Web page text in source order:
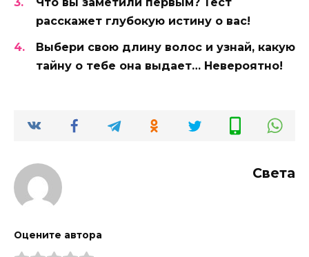
расскажет глубокую истину о вас!
Выбери свою длину волос и узнай, какую
тайну о тебе она выдает… Невероятно!
Света
Оцените автора